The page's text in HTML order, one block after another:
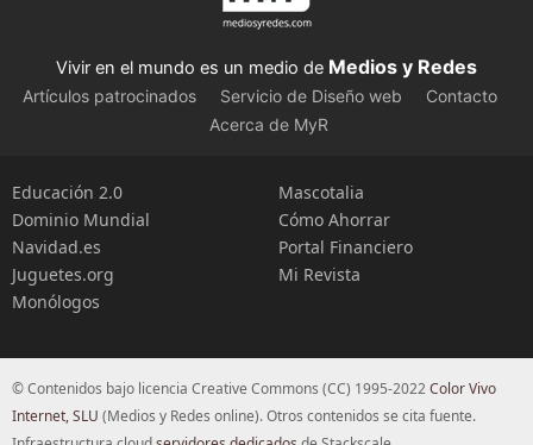
Vivir en el mundo es un medio de Medios y Redes
Artículos patrocinados Servicio de Diseño web
Contacto
Acerca de MyR
Educación 2.0
Dominio Mundial
Navidad.es
Juguetes.org
Monólogos
Mascotalia
Cómo Ahorrar
Portal Financiero
Mi Revista
© Contenidos bajo licencia Creative Commons (CC) 1995-2022Color Vivo
Internet, SLU (Medios y Redes online). Otros contenidos se cita fuente.